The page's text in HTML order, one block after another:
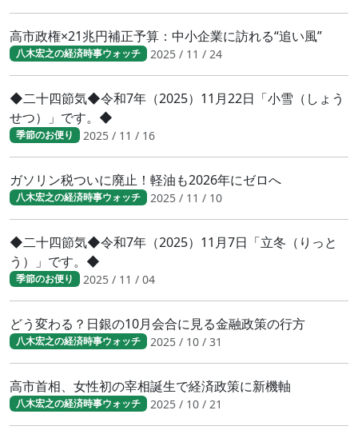
高市政権×21兆円補正予算：中小企業に訪れる“追い風”
八木宏之の経済時事ウォッチ 2025 / 11 / 24
◆二十四節気◆令和7年（2025）11月22日「小雪（しょう
せつ）」です。◆
季節のお便り 2025 / 11 / 16
ガソリン税ついに廃止！軽油も2026年にゼロへ
八木宏之の経済時事ウォッチ 2025 / 11 / 10
◆二十四節気◆令和7年（2025）11月7日「立冬（りっと
う）」です。◆
季節のお便り 2025 / 11 / 04
どう変わる？日銀の10月会合に見る金融政策の行方
八木宏之の経済時事ウォッチ 2025 / 10 / 31
高市首相、女性初の宰相誕生で経済政策に新機軸
八木宏之の経済時事ウォッチ 2025 / 10 / 21